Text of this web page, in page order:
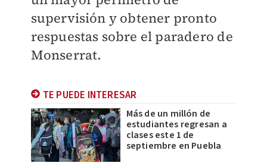
supervisión y obtener pronto
respuestas sobre el paradero de
Monserrat.
TE PUEDE INTERESAR
Más de un millón de
estudiantes regresan a
clases este 1 de
septiembre en Puebla